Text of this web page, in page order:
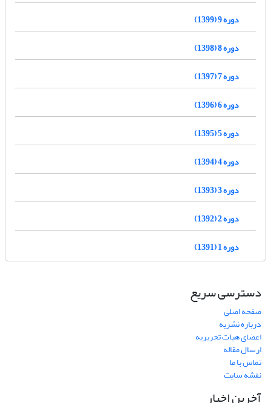
دوره 9 (1399)
دوره 8 (1398)
دوره 7 (1397)
دوره 6 (1396)
دوره 5 (1395)
دوره 4 (1394)
دوره 3 (1393)
دوره 2 (1392)
دوره 1 (1391)
دسترسی سریع
صفحه اصلی
درباره نشریه
اعضای هیات تحریریه
ارسال مقاله
تماس با ما
نقشه سایت
آخرین اخبار